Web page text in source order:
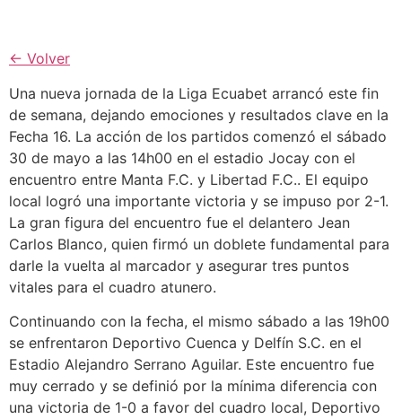
← Volver
Una nueva jornada de la Liga Ecuabet arrancó este fin
de semana, dejando emociones y resultados clave en la
Fecha 16. La acción de los partidos comenzó el sábado
30 de mayo a las 14h00 en el estadio Jocay con el
encuentro entre Manta F.C. y Libertad F.C.. El equipo
local logró una importante victoria y se impuso por 2-1.
La gran figura del encuentro fue el delantero Jean
Carlos Blanco, quien firmó un doblete fundamental para
darle la vuelta al marcador y asegurar tres puntos
vitales para el cuadro atunero.
Continuando con la fecha, el mismo sábado a las 19h00
se enfrentaron Deportivo Cuenca y Delfín S.C. en el
Estadio Alejandro Serrano Aguilar. Este encuentro fue
muy cerrado y se definió por la mínima diferencia con
una victoria de 1-0 a favor del cuadro local, Deportivo